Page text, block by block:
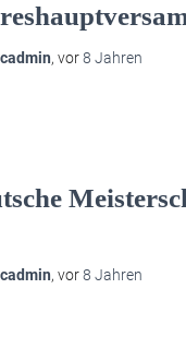
, vor8 Jahren
, vor8 Jahren